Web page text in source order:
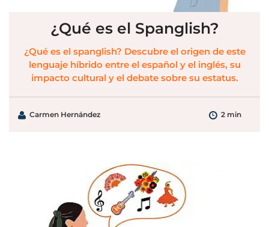
¿Qué es el Spanglish?
¿Qué es el spanglish? Descubre el origen de este
lenguaje híbrido entre el español y el inglés, su
impacto cultural y el debate sobre su estatus.
Carmen Hernández 2 min